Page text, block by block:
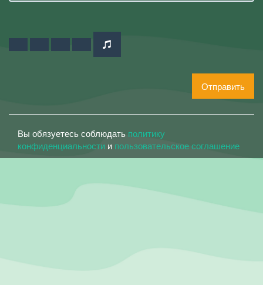
Отправить
Вы обязуетесь соблюдать политику
конфиденциальности и пользовательское соглашение